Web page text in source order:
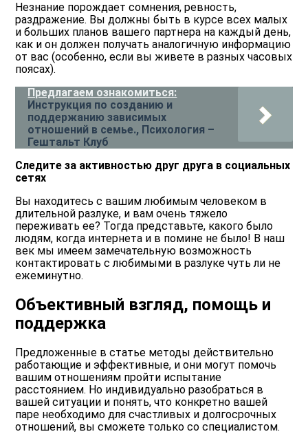
Незнание порождает сомнения, ревность,
раздражение. Вы должны быть в курсе всех малых
и больших планов вашего партнера на каждый день,
как и он должен получать аналогичную информацию
от вас (особенно, если вы живете в разных часовых
поясах).
Предлагаем ознакомиться:
Инструкция по созданию и
поддержанию зависимых
отношений в семье., Психология –
Гештальт Клуб
Следите за активностью друг друга в социальных
сетях
Вы находитесь с вашим любимым человеком в
длительной разлуке, и вам очень тяжело
переживать ее? Тогда представьте, какого было
людям, когда интернета и в помине не было! В наш
век мы имеем замечательную возможность
контактировать с любимыми в разлуке чуть ли не
ежеминутно.
Объективный взгляд, помощь и
поддержка
Предложенные в статье методы действительно
работающие и эффективные, и они могут помочь
вашим отношениям пройти испытание
расстоянием. Но индивидуально разобраться в
вашей ситуации и понять, что конкретно вашей
паре необходимо для счастливых и долгосрочных
отношений, вы сможете только со специалистом.